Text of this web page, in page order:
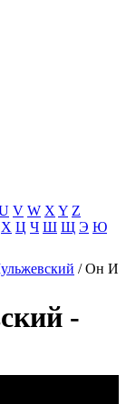
V W X Y Z
Х Ц Ч Ш Щ Э Ю
/ Он И
-